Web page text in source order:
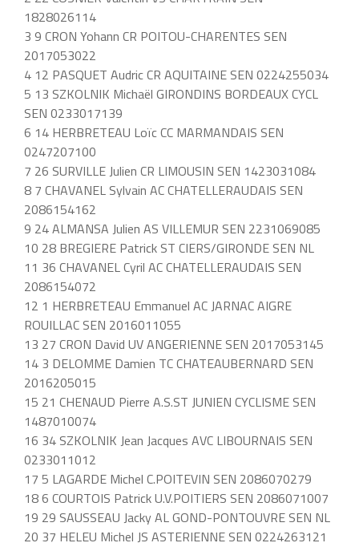
1828026114
3 9 CRON Yohann CR POITOU-CHARENTES SEN
2017053022
4 12 PASQUET Audric CR AQUITAINE SEN 0224255034
5 13 SZKOLNIK Michaël GIRONDINS BORDEAUX CYCL
SEN 0233017139
6 14 HERBRETEAU Loïc CC MARMANDAIS SEN
0247207100
7 26 SURVILLE Julien CR LIMOUSIN SEN 1423031084
8 7 CHAVANEL Sylvain AC CHATELLERAUDAIS SEN
2086154162
9 24 ALMANSA Julien AS VILLEMUR SEN 2231069085
10 28 BREGIERE Patrick ST CIERS/GIRONDE SEN NL
11 36 CHAVANEL Cyril AC CHATELLERAUDAIS SEN
2086154072
12 1 HERBRETEAU Emmanuel AC JARNAC AIGRE
ROUILLAC SEN 2016011055
13 27 CRON David UV ANGERIENNE SEN 2017053145
14 3 DELOMME Damien TC CHATEAUBERNARD SEN
2016205015
15 21 CHENAUD Pierre A.S.ST JUNIEN CYCLISME SEN
1487010074
16 34 SZKOLNIK Jean Jacques AVC LIBOURNAIS SEN
0233011012
17 5 LAGARDE Michel C.POITEVIN SEN 2086070279
18 6 COURTOIS Patrick U.V.POITIERS SEN 2086071007
19 29 SAUSSEAU Jacky AL GOND-PONTOUVRE SEN NL
20 37 HELEU Michel JS ASTERIENNE SEN 0224263121